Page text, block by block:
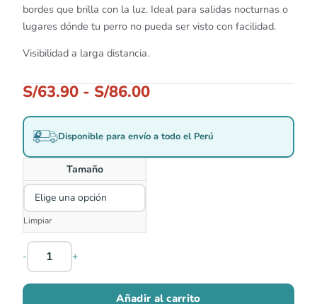
bordes que brilla con la luz. Ideal para salidas nocturnas o
lugares dónde tu perro no pueda ser visto con facilidad.
Visibilidad a larga distancia.
S/63.90 - S/86.00
Disponible para envío a todo el Perú
Tamaño
Limpiar
- +
Añadir al carrito